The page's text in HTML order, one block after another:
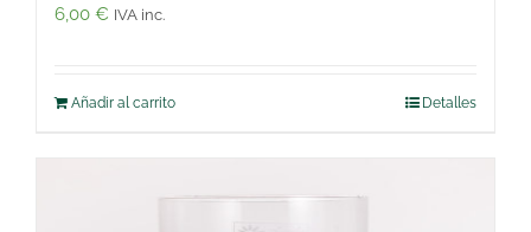
6,00 € IVA inc.
Añadir al carrito Detalles